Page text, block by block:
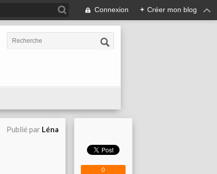
Connexion + Créer mon blog
Publié par Léna
0